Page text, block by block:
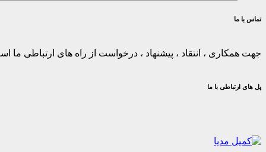
تماس با ما
جهت همکاری ، انتقاد ، پیشنهاد ، درخواست از راه های ارتباطی ما
پل های ارتباطی با ما